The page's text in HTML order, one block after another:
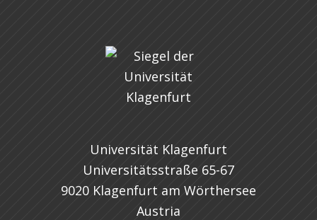
Universität Klagenfurt
Universitätsstraße 65-67
9020 Klagenfurt am Wörthersee
Austria